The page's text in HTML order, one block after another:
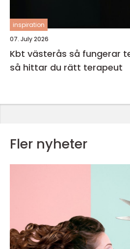
inspiration
07. July 2026
Kbt västerås så fungerar terapiformen och
så hittar du rätt terapeut
Fler nyheter